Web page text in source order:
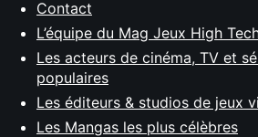
Contact
L’équipe du Mag Jeux High
Les acteurs de cinéma, TV et
populaires
Les éditeurs & studios de jeux
Les Mangas les plus célèbres